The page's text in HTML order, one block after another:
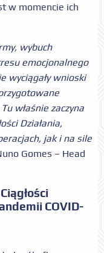
w momencie ich
wybuch
emocjonalnego
wyciągały wnioski
właśnie zaczyna
Działania,
jak i na sile
Gomes – Head
COVID-